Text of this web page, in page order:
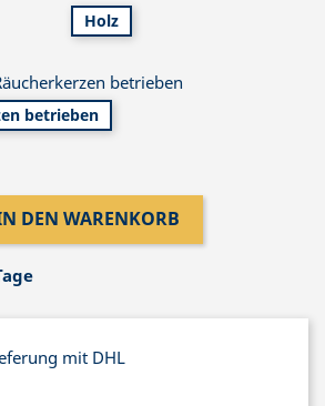
Holz
betrieben
betrieben
DEN WARENKORB
mit DHL